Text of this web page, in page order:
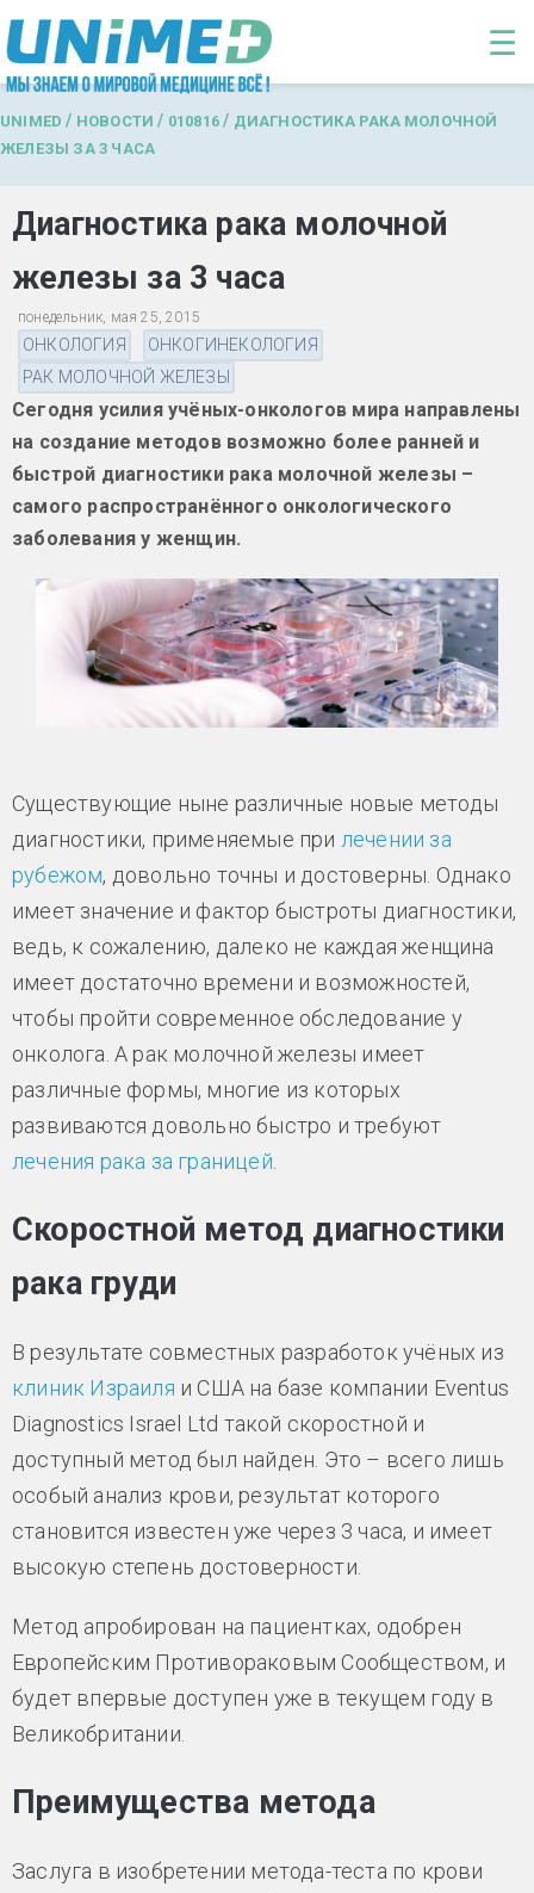
Перейти к основному содержанию
☰
UNIMED / НОВОСТИ / 010816 / ДИАГНОСТИКА РАКА МОЛОЧНОЙ
ЖЕЛЕЗЫ ЗА 3 ЧАСА
Диагностика рака молочной
железы за 3 часа
понедельник, мая 25, 2015
ОНКОЛОГИЯ
ОНКОГИНЕКОЛОГИЯ
РАК МОЛОЧНОЙ ЖЕЛЕЗЫ
Сегодня усилия учёных-онкологов мира направлены
на создание методов возможно более ранней и
быстрой диагностики рака молочной железы –
самого распространённого онкологического
заболевания у женщин.
Существующие ныне различные новые методы
диагностики, применяемые при лечении за
рубежом, довольно точны и достоверны. Однако
имеет значение и фактор быстроты диагностики,
ведь, к сожалению, далеко не каждая женщина
имеет достаточно времени и возможностей,
чтобы пройти современное обследование у
онколога. А рак молочной железы имеет
различные формы, многие из которых
развиваются довольно быстро и требуют
лечения рака за границей
Скоростной метод диагностики
рака груди
В результате совместных разработок учёных из
клиник Израиля и США на базе компании Eventus
Diagnostics Israel Ltd такой скоростной и
доступный метод был найден. Это – всего лишь
особый анализ крови, результат которого
становится известен уже через 3 часа, и имеет
высокую степень достоверности.
Метод апробирован на пациентках, одобрен
Европейским Противораковым Сообществом, и
будет впервые доступен уже в текущем году в
Великобритании.
Преимущества метода
Заслуга в изобретении метода-теста по крови